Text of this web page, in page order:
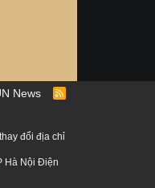
News
R
đổi địa chỉ
Hà Nội Điện